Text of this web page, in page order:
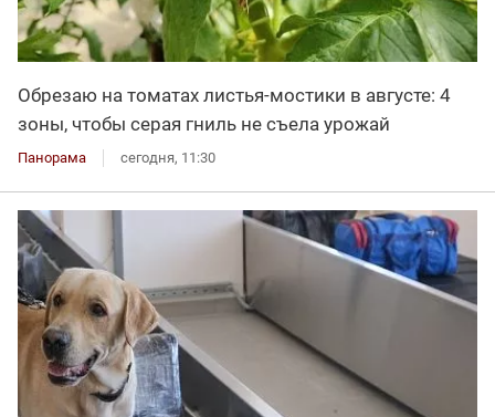
Обрезаю на томатах листья-мостики в августе: 4
зоны, чтобы серая гниль не съела урожай
Панорама сегодня, 11:30